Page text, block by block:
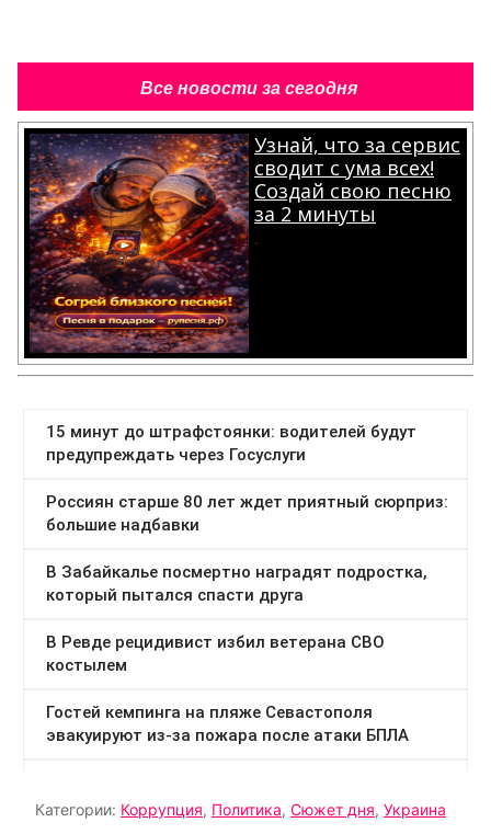
Все новости за сегодня
Узнай, что за сервис
сводит с ума всех!
Создай свою песню
за 2 минуты
.
Категории: Коррупция, Политика, Сюжет дня, Украина